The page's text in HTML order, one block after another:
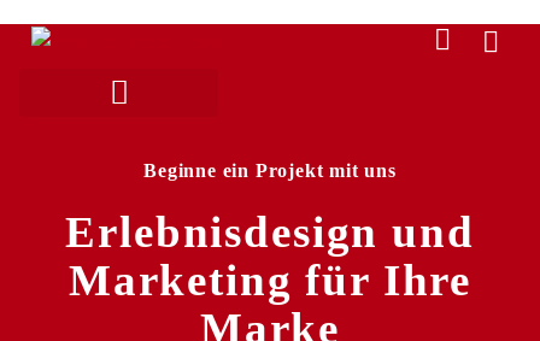
Beginne ein Projekt mit uns
Erlebnisdesign und
Marketing für Ihre
Marke